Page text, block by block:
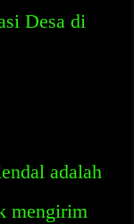
Desa di
adalah
mengirim